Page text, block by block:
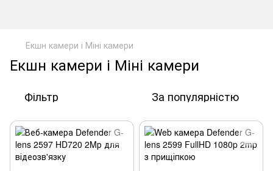
Екшн камери і Міні камери
Екшн камери і Міні камери
Фільтр За популярністю